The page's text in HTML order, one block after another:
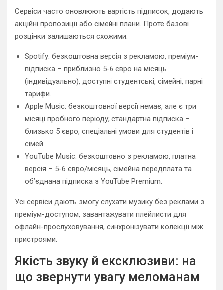
Сервіси часто оновлюють вартість підписок, додають
акційні пропозиції або сімейні плани. Проте базові
розцінки залишаються схожими.
Spotify: безкоштовна версія з рекламою, преміум-
підписка – приблизно 5-6 євро на місяць
(індивідуально), доступні студентські, сімейні, парні
тарифи.
Apple Music: безкоштовної версії немає, але є три
місяці пробного періоду; стандартна підписка –
близько 5 євро, спеціальні умови для студентів і
сімей.
YouTube Music: безкоштовно з рекламою, платна
версія – 5-6 євро/місяць, сімейна передплата та
об’єднана підписка з YouTube Premium.
Усі сервіси дають змогу слухати музику без реклами з
преміум-доступом, завантажувати плейлисти для
офлайн-прослуховування, синхронізувати колекції між
пристроями.
Якість звуку й ексклюзиви: на
що звернути увагу меломанам